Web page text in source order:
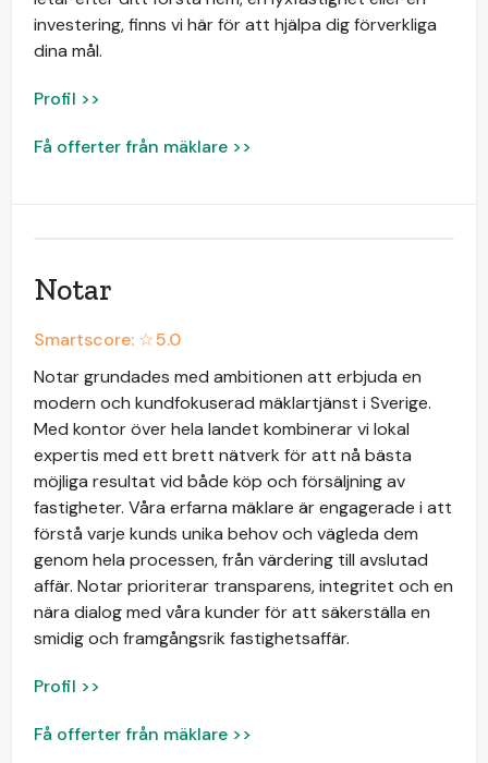
investering, finns vi här för att hjälpa dig förverkliga
dina mål.
Profil >>
Få offerter från mäklare >>
Notar
Smartscore: ☆5.0
Notar grundades med ambitionen att erbjuda en
modern och kundfokuserad mäklartjänst i Sverige.
Med kontor över hela landet kombinerar vi lokal
expertis med ett brett nätverk för att nå bästa
möjliga resultat vid både köp och försäljning av
fastigheter. Våra erfarna mäklare är engagerade i att
förstå varje kunds unika behov och vägleda dem
genom hela processen, från värdering till avslutad
affär. Notar prioriterar transparens, integritet och en
nära dialog med våra kunder för att säkerställa en
smidig och framgångsrik fastighetsaffär.
Profil >>
Få offerter från mäklare >>